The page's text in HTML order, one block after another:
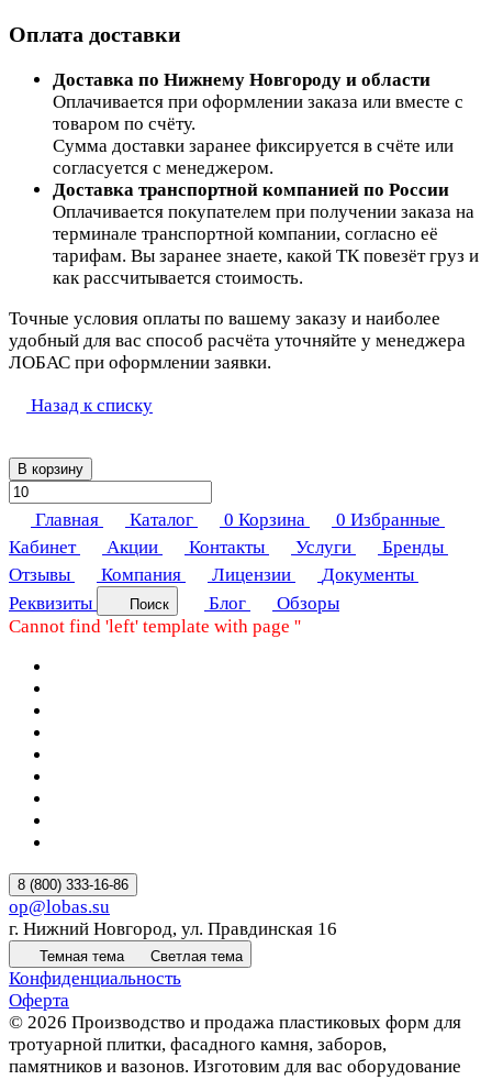
Оплата доставки
Доставка по Нижнему Новгороду и области
Оплачивается при оформлении заказа или вместе с
товаром по счёту.
Сумма доставки заранее фиксируется в счёте или
согласуется с менеджером.
Доставка транспортной компанией по России
Оплачивается покупателем при получении заказа на
терминале транспортной компании, согласно её
тарифам. Вы заранее знаете, какой ТК повезёт груз и
как рассчитывается стоимость.
Точные условия оплаты по вашему заказу и наиболее
удобный для вас способ расчёта уточняйте у менеджера
ЛОБАС при оформлении заявки.
Назад к списку
В корзину
Главная Каталог 0 Корзина 0 Избранные
Кабинет
Акции Контакты Услуги
Бренды
Отзывы
Компания Лицензии
Документы
Реквизиты
Поиск Блог
Обзоры
Cannot find 'left' template with page ''
8 (800) 333-16-86
op@lobas.su
г. Нижний Новгород, ул. Правдинская 16
Темная тема Светлая тема
Конфиденциальность
Оферта
© 2026 Производство и продажа пластиковых форм для
тротуарной плитки, фасадного камня, заборов,
памятников и вазонов. Изготовим для вас оборудование